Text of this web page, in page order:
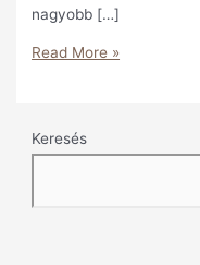
nagyobb […]
Read More »
Keresés